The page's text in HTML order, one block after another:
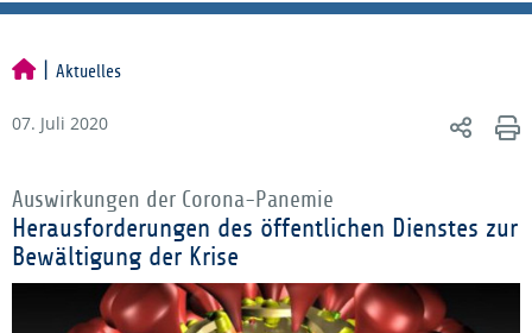
Aktuelles
07. Juli 2020
Auswirkungen der Corona-Panemie
Herausforderungen des öffentlichen Dienstes zur
Bewältigung der Krise